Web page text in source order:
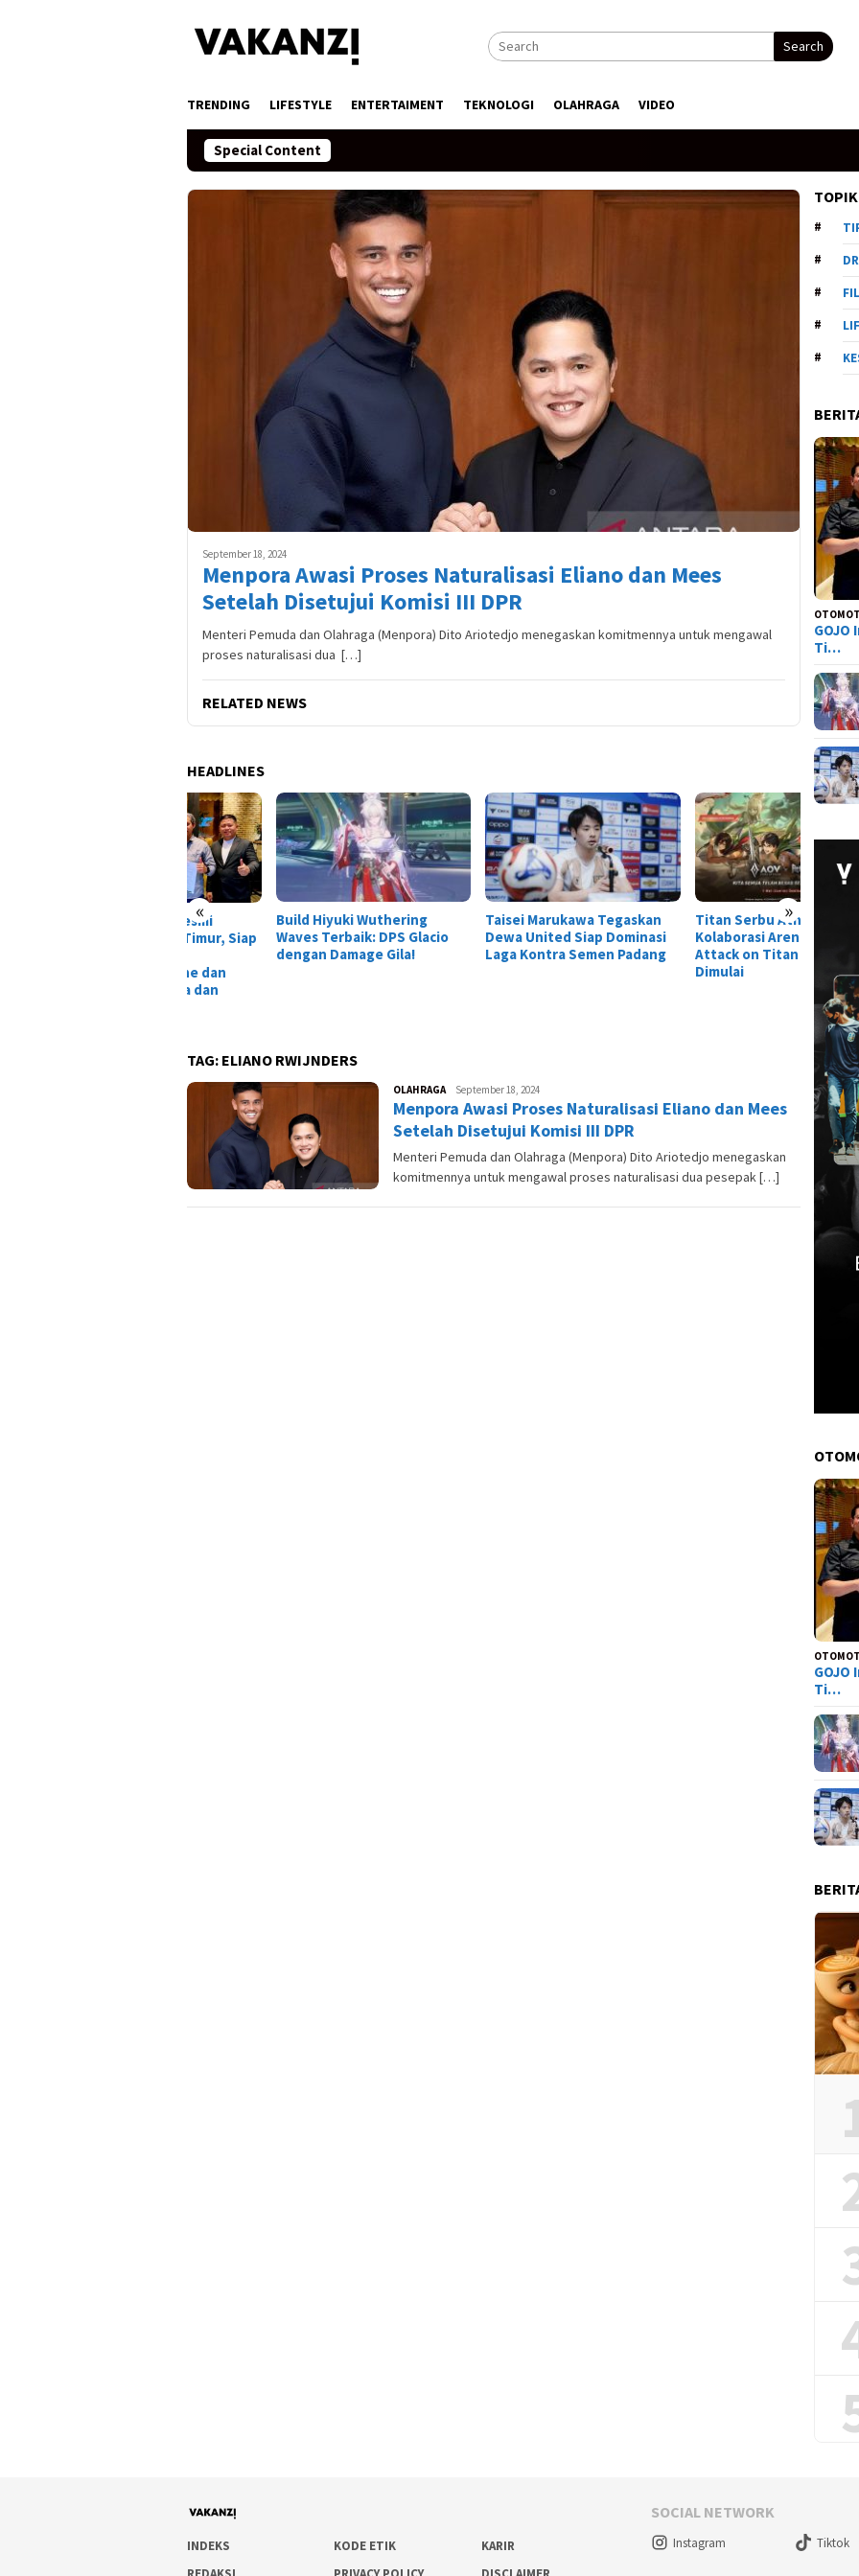
Search
TRENDING LIFESTYLE ENTERTAIMENT TEKNOLOGI OLAHRAGA VIDEO
Special Content
September 18, 2024
Menpora Awasi Proses Naturalisasi Eliano dan Mees
Setelah Disetujui Komisi III DPR
Menteri Pemuda dan Olahraga (Menpora) Dito Ariotedjo menegaskan komitmennya untuk mengawal
proses naturalisasi dua […]
RELATED NEWS
HEADLINES
« »
Build Hiyuki Wuthering
Waves Terbaik: DPS Glacio
dengan Damage Gila!
Taisei Marukawa Tegaskan
Dewa United Siap Dominasi
Laga Kontra Semen Padang
Titan Serbu Athanor!
Kolaborasi Arena of Valor x
Attack on Titan Resmi
Siapa
TAG: ELIANO RWIJNDERS
OLAHRAGAAndre
Skuter
September 18, 2024
Menpora Awasi Proses Naturalisasi Eliano dan Mees
Setelah Disetujui Komisi III DPR
Menteri Pemuda dan Olahraga (Menpora) Dito Ariotedjo menegaskan
komitmennya untuk mengawal proses naturalisasi dua pesepak […]
GOJO
Ti…
GOJO
Ti…
INDEKS KODE ETIK
KARIR
SOCIAL NETWORK
Instagram Tiktok